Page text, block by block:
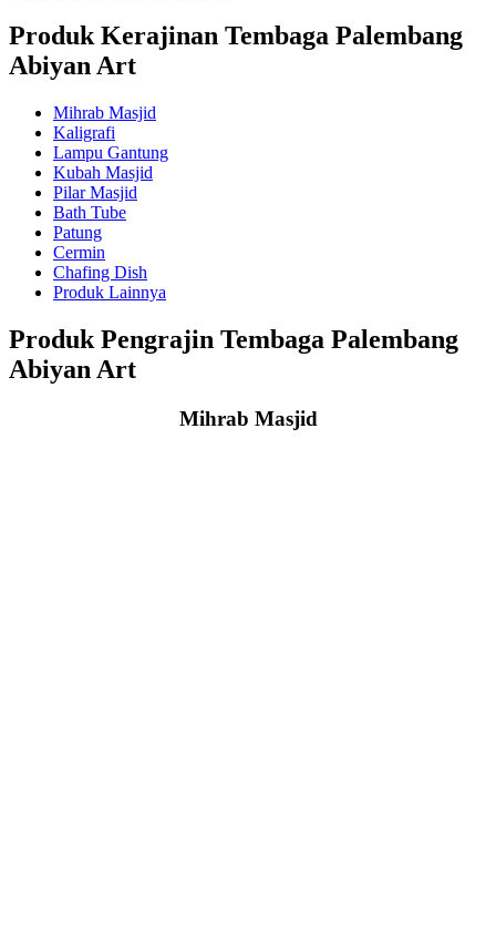
Produk Kerajinan Tembaga Palembang
Abiyan Art
Mihrab Masjid
Kaligrafi
Lampu Gantung
Kubah Masjid
Pilar Masjid
Bath Tube
Patung
Cermin
Chafing Dish
Produk Lainnya
Produk Pengrajin Tembaga Palembang
Abiyan Art
Mihrab Masjid